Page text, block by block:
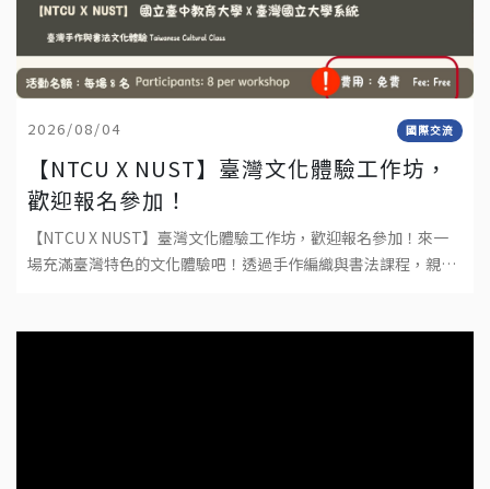
2026/08/04 國際交流
【NTCU X NUST】臺灣文化體驗工作坊，
歡迎報名參加！
【NTCU X NUST】臺灣文化體驗工作坊，歡迎報名參加！來一
場充滿臺灣特色的文化體驗吧！透過手作編織與書法課程，親手